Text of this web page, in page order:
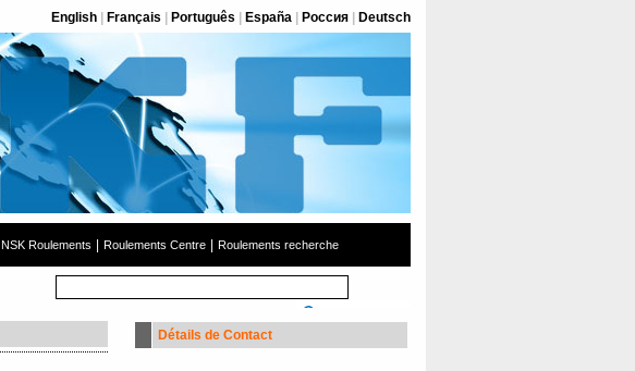
English Français Português España Россия Deutsch
NSK Roulements Roulements Centre Roulements recherche
Détails de Contact